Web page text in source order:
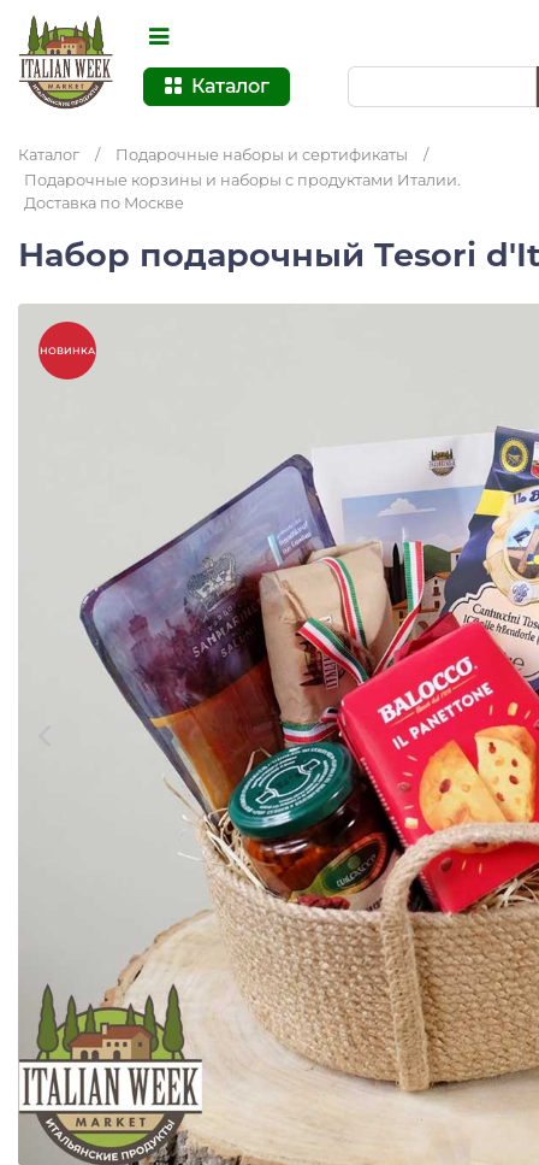
Каталог
Каталог / Подарочные наборы и сертификаты
/
Подарочные корзины и наборы с продуктами Италии.
Доставка по Москве
Набор подарочный Tesori
НОВИНКА